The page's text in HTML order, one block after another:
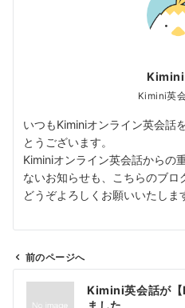
Kimini
Kimini英
いつもKiminiオンライン英会話
とうございます。
Kiminiオンライン英会話からの
ないお知らせも、こちらのブロ
どうぞよろしくお願いいたしま
前のページへ
Kimini英会話が
ました